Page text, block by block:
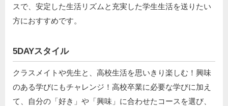
スで、安定した生活リズムと充実した学生生活を送りたい
方におすすめです。
5DAYスタイル
クラスメイトや先生と、高校生活を思いきり楽しむ！興味
のある学びにもチャレンジ！高校卒業に必要な学びに加え
て、自分の「好き」や「興味」に合わせたコースを選び、